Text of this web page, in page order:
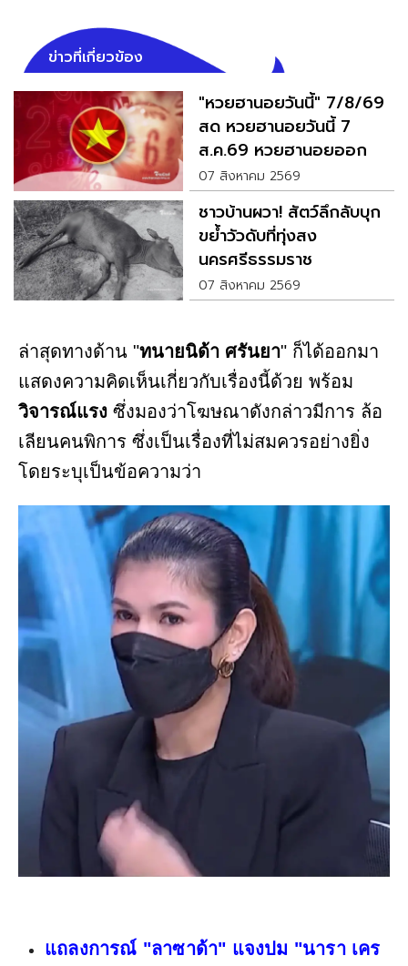
ข่าวที่เกี่ยวข้อง
"หวยฮานอยวันนี้" 7/8/69
สด หวยฮานอยวันนี้ 7
ส.ค.69 หวยฮานอยออก
อะไร
07 สิงหาคม 2569
ชาวบ้านผวา! สัตว์ลึกลับบุก
ขย้ำวัวดับที่ทุ่งสง
นครศรีธรรมราช
07 สิงหาคม 2569
ล่าสุดทางด้าน "ทนายนิด้า ศรันยา" ก็ได้ออกมา
แสดงความคิดเห็นเกี่ยวกับเรื่องนี้ด้วย พร้อม
วิจารณ์แรง ซึ่งมองว่าโฆษณาดังกล่าวมีการ ล้อ
เลียนคนพิการ ซึ่งเป็นเรื่องที่ไม่สมควรอย่างยิ่ง
โดยระบุเป็นข้อความว่า
แถลงการณ์ "ลาซาด้า" แจงปม "นารา เคร